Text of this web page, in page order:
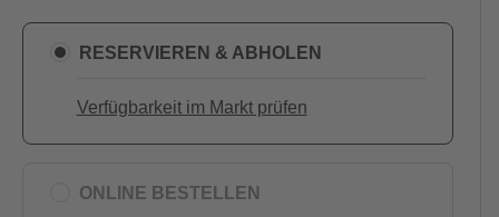
RESERVIEREN & ABHOLEN
Verfügbarkeit im Markt prüfen
ONLINE BESTELLEN